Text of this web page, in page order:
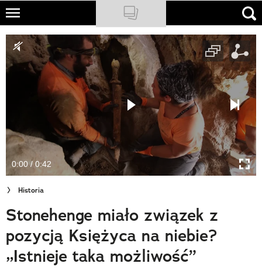
Skip
main
content
NATIONAL GEOGRAPHIC
TRAVELER
PODCASTY
Newsletter
Cuda Polski
Wielki Konkurs Fotograficzny
Trendbook Podróżniczy
Polecane
0:00 / 0:42
Historia
Stonehenge miało związek z
pozycją Księżyca na niebie?
„Istnieje taka możliwość”